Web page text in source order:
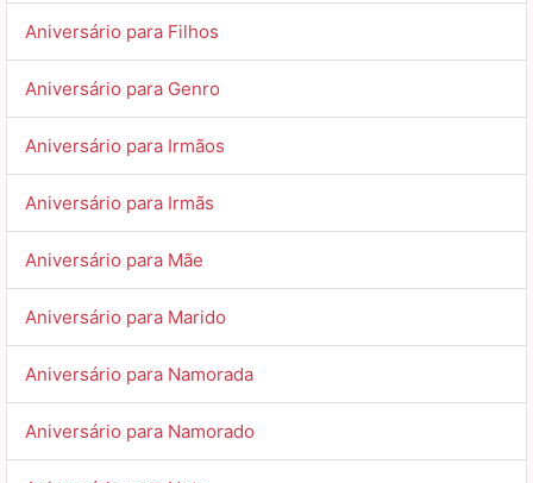
Aniversário para Filhos
Aniversário para Genro
Aniversário para Irmãos
Aniversário para Irmãs
Aniversário para Mãe
Aniversário para Marido
Aniversário para Namorada
Aniversário para Namorado